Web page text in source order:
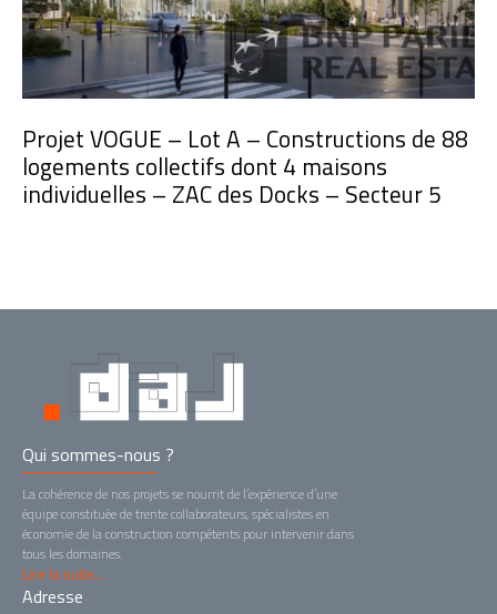
Projet VOGUE – Lot A – Constructions de 88
logements collectifs dont 4 maisons
individuelles – ZAC des Docks – Secteur 5
Qui sommes-nous ?
La cohérence de nos projets se nourrit de l’expérience d’une
équipe constituée de trente collaborateurs, spécialistes en
économie de la construction compétents pour intervenir dans
tous les domaines.
Lire la suite...
Adresse